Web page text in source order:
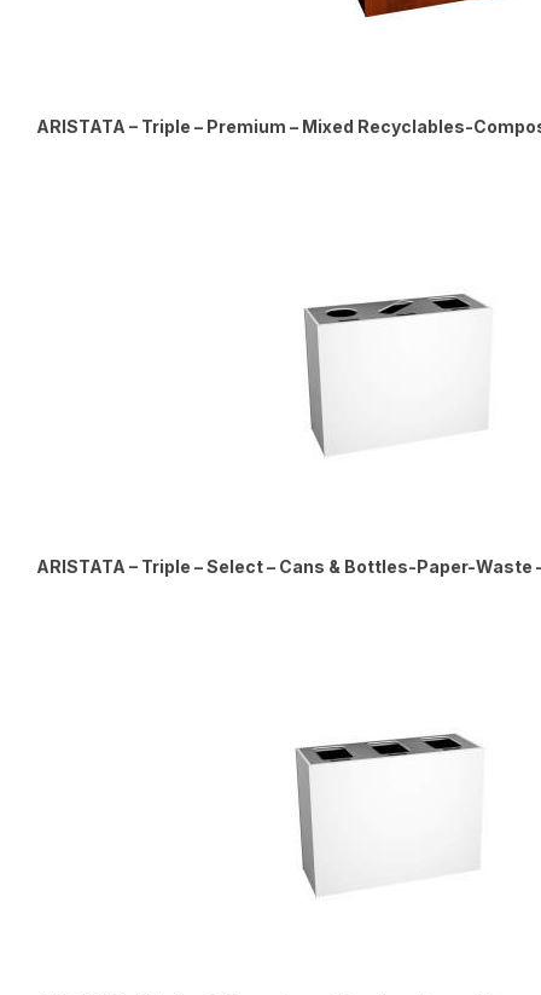
ARISTATA – Triple – Premium – Mixed Recyclables-
ARISTATA – Triple – Select – Cans & Bottles-Paper-